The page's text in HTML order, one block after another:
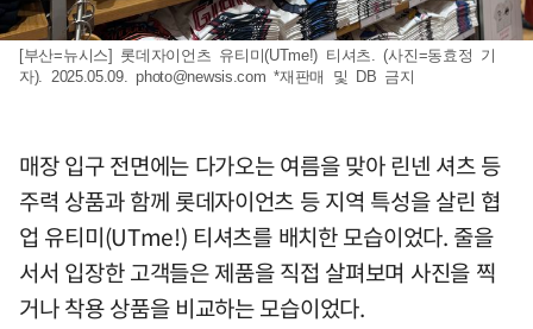
[부산=뉴시스] 롯데자이언츠 유티미(UTme!) 티셔츠. (사진=동효정 기
자). 2025.05.09.photo@newsis.com *재판매 및 DB 금지
매장 입구 전면에는 다가오는 여름을 맞아 린넨 셔츠 등
주력 상품과 함께 롯데자이언츠 등 지역 특성을 살린 협
업 유티미(UTme!) 티셔츠를 배치한 모습이었다. 줄을
서서 입장한 고객들은 제품을 직접 살펴보며 사진을 찍
거나 착용 상품을 비교하는 모습이었다.